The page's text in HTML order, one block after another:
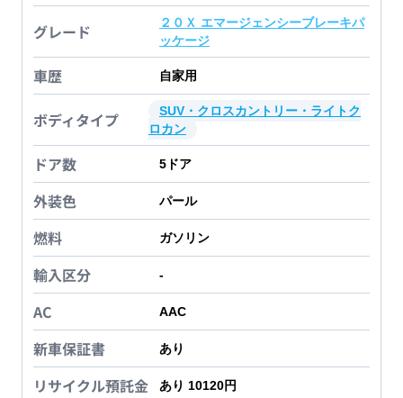
グレード
２０Ｘ エマージェンシーブレーキパ
ッケージ
車歴 自家用
ボディタイプ
SUV・クロスカントリー・ライトク
ロカン
ドア数 5 ドア
外装色 パール
燃料 ガソリン
輸入区分 -
AC AAC
新車保証書 あり
リサイクル預託金 あり 10120円